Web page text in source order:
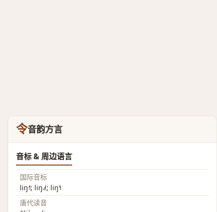
令音韵方言
音标 & 周边语言
国际音标
liŋ˧˥; liŋ˨˩˦; liŋ˥˧
唐代读音